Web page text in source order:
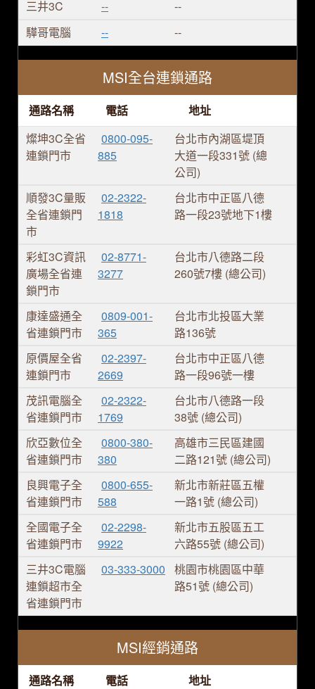
三井3C --
--
驊哥電腦
-- --
MSI全台連鎖通路
通路名稱 電話
地址
燦坤3C全省
連鎖門市
0800-095-
885
台北市內湖區堤頂
大道一段331號 (總
公司)
順發3C量販
全省連鎖門
市
02-2322-
1818
台北市中正區八德
路一段23號地下1樓
彩虹3C資訊
廣場全省連
鎖門市
02-8771-
3277
台北市八德路二段
260號7樓 (總公司)
康達盛通全
省連鎖門市
0809-001-
365
台北市北投區大業
路136號
原價屋全省
連鎖門市
02-2397-
2669
台北市中正區八德
路一段96號一樓
茂訊電腦全
省連鎖門市
02-2322-
1769
台北市八德路一段
38號 (總公司)
欣亞數位全
省連鎖門市
0800-380-
380
高雄市三民區建國
二路121號 (總公司)
良興電子全
省連鎖門市
0800-655-
588
新北市新莊區五權
一路1號 (總公司)
全國電子全
省連鎖門市
02-2298-
9922
新北市五股區五工
六路55號 (總公司)
三井3C電腦
連鎖超市全
省連鎖門市
03-333-3000
桃園市桃園區中華
路51號 (總公司)
MSI經銷通路
通路名稱 電話
地址